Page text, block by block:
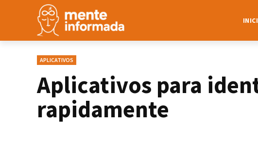
APLICATIVOS
Aplicativos para
rapidamente